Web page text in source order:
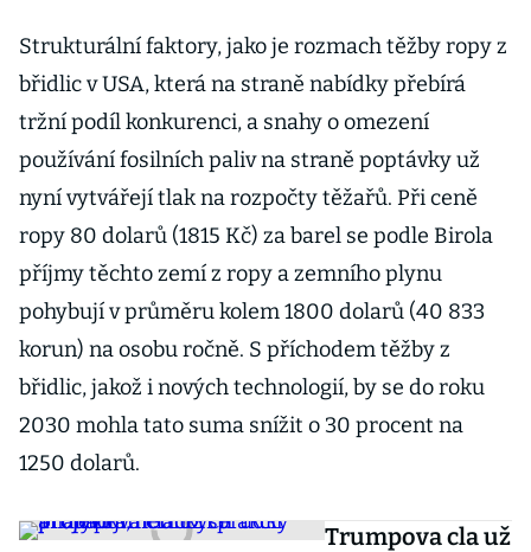
Strukturální faktory, jako je rozmach těžby ropy z
břidlic v USA, která na straně nabídky přebírá
tržní podíl konkurenci, a snahy o omezení
používání fosilních paliv na straně poptávky už
nyní vytvářejí tlak na rozpočty těžařů. Při ceně
ropy 80 dolarů (1815 Kč) za barel se podle Birola
příjmy těchto zemí z ropy a zemního plynu
pohybují v průměru kolem 1800 dolarů (40 833
korun) na osobu ročně. S příchodem těžby z
břidlic, jakož i nových technologií, by se do roku
2030 mohla tato suma snížit o 30 procent na
1250 dolarů.
Trumpova cla už